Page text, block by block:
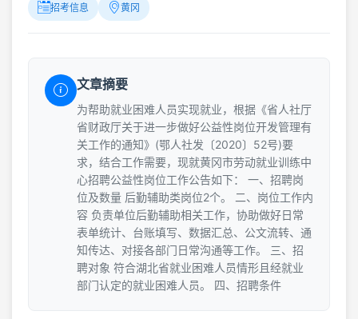
招考信息 黄冈
文章摘要
为帮助就业困难人员实现就业，根据《省人社厅
省财政厅关于进一步做好公益性岗位开发管理有
关工作的通知》(鄂人社发〔2020〕52号)要
求，结合工作需要，现就黄冈市劳动就业训练中
心招聘公益性岗位工作公告如下： 一、招聘岗
位及数量 后勤辅助类岗位2个。 二、岗位工作内
容 负责单位后勤辅助相关工作，协助做好日常
表单统计、台账填写、数据汇总、公文流转、通
知传达、对接各部门日常沟通等工作。 三、招
聘对象 符合湖北省就业困难人员情形且经就业
部门认定的就业困难人员。 四、招聘条件